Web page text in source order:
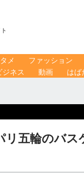
メ ファッション
ジネス 動画 はば
リ五輪のバス